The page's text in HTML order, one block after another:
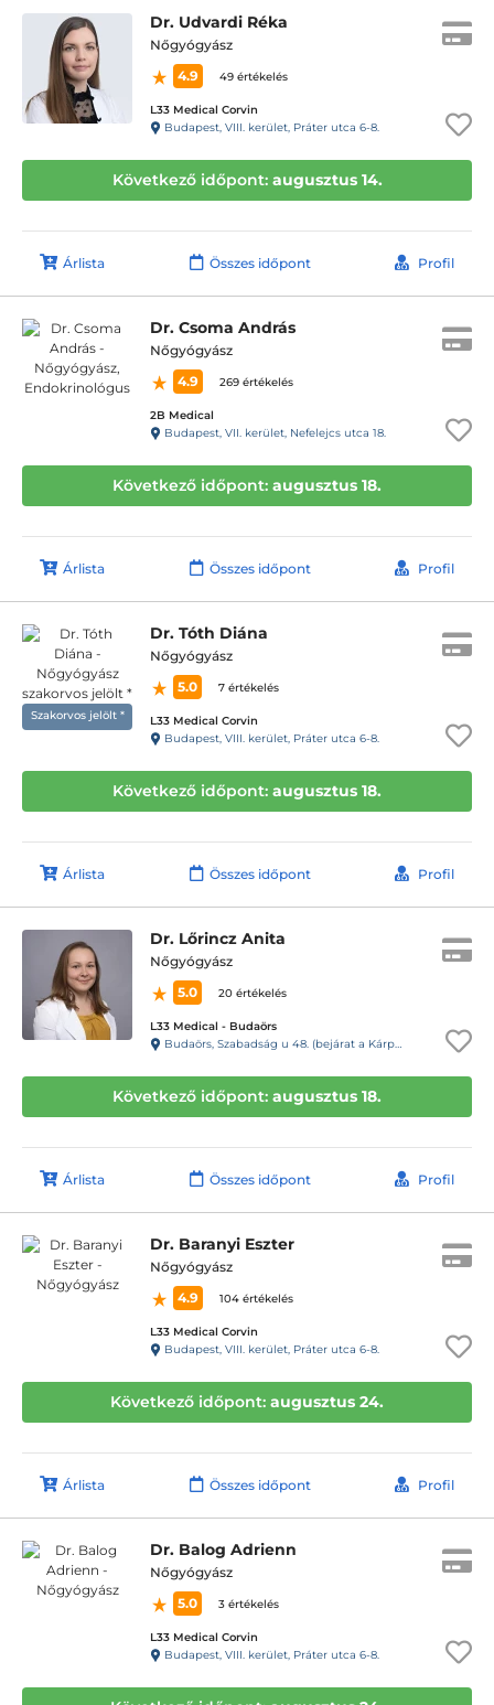
Dr. Udvardi Réka
Nőgyógyász
4.9
49 értékelés
L33 Medical Corvin
Budapest, VIII. kerület, Práter utca 6-8.
Következő időpont: augusztus 14.
Árlista Összes időpont Profil
Dr. Csoma András
Nőgyógyász
4.9
269 értékelés
2B Medical
Budapest, VII. kerület, Nefelejcs utca 18.
Következő időpont: augusztus 18.
Árlista Összes időpont Profil
Szakorvos jelölt *
Dr. Tóth Diána
Nőgyógyász
5.0
7 értékelés
L33 Medical Corvin
Budapest, VIII. kerület, Práter utca 6-8.
Következő időpont: augusztus 18.
Árlista Összes időpont Profil
Dr. Lőrincz Anita
Nőgyógyász
5.0
20 értékelés
L33 Medical - Budaörs
Budaörs, Szabadság u 48. (bejárat a Kárpát u. 1. felől)
Következő időpont: augusztus 18.
Árlista Összes időpont Profil
Dr. Baranyi Eszter
Nőgyógyász
4.9
104 értékelés
L33 Medical Corvin
Budapest, VIII. kerület, Práter utca 6-8.
Következő időpont: augusztus 24.
Árlista Összes időpont Profil
Dr. Balog Adrienn
Nőgyógyász
5.0
3 értékelés
L33 Medical Corvin
Budapest, VIII. kerület, Práter utca 6-8.